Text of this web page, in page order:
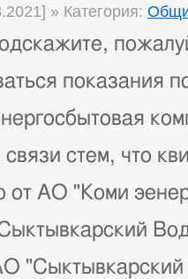
» Категория:
показания
стем, что
от АО "Коми